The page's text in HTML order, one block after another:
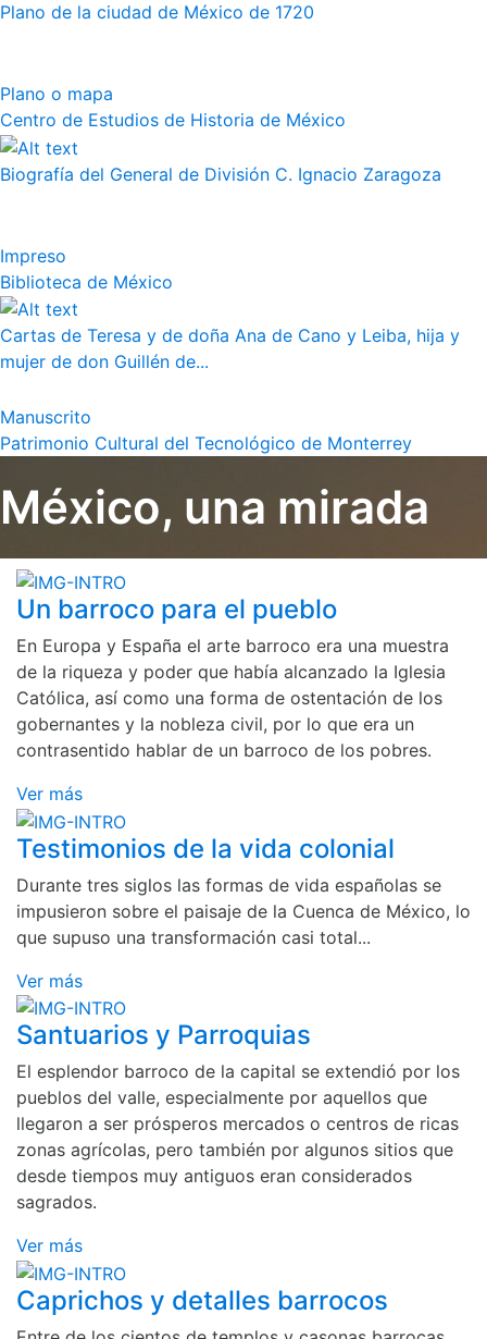
Plano de la ciudad de México de 1720
Plano o mapa
Centro de Estudios de Historia de México
Biografía del General de División C. Ignacio Zaragoza
Impreso
Biblioteca de México
Cartas de Teresa y de doña Ana de Cano y Leiba, hija y
mujer de don Guillén de...
Manuscrito
Patrimonio Cultural del Tecnológico de Monterrey
México, una mirada
Un barroco para el pueblo
En Europa y España el arte barroco era una muestra
de la riqueza y poder que había alcanzado la Iglesia
Católica, así como una forma de ostentación de los
gobernantes y la nobleza civil, por lo que era un
contrasentido hablar de un barroco de los pobres.
Ver más
Testimonios de la vida colonial
Durante tres siglos las formas de vida españolas se
impusieron sobre el paisaje de la Cuenca de México, lo
que supuso una transformación casi total...
Ver más
Santuarios y Parroquias
El esplendor barroco de la capital se extendió por los
pueblos del valle, especialmente por aquellos que
llegaron a ser prósperos mercados o centros de ricas
zonas agrícolas, pero también por algunos sitios que
desde tiempos muy antiguos eran considerados
sagrados.
Ver más
Caprichos y detalles barrocos